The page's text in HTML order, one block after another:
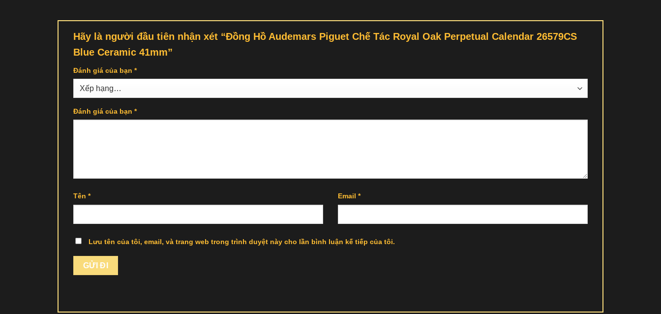
Hãy là người đầu tiên nhận xét “Đồng Hồ Audemars Piguet Chế Tác Royal Oak Perpetual Calendar 26579CS
Blue Ceramic 41mm”
Đánh giá của bạn *
Đánh giá của bạn *
Tên * Email *
Lưu tên của tôi, email, và trang web trong trình duyệt này cho lần bình luận kế tiếp của tôi.